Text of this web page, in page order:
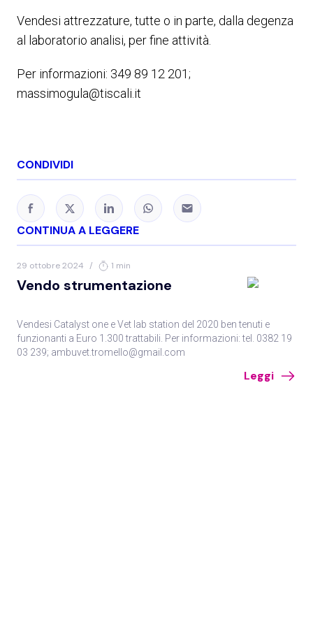
Vendesi attrezzature, tutte o in parte, dalla degenza
al laboratorio analisi, per fine attività.
Per informazioni: 349 89 12 201;
massimogula@tiscali.it
CONTINUA A LEGGERE
29 ottobre 2024 / 1 min
Vendo strumentazione
Vendesi Catalyst one e Vet lab station del 2020 ben tenuti e
funzionanti a Euro 1.300 trattabili. Per informazioni: tel. 0382 19
03 239; ambuvet.tromello@gmail.com
Leggi
CONDIVIDI